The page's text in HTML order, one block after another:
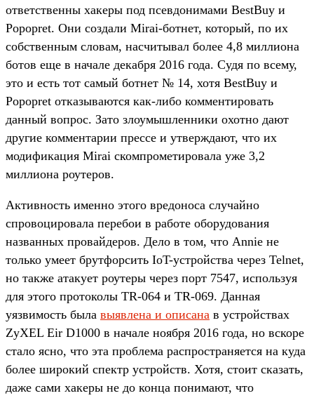
ответственны хакеры под псевдонимами BestBuy и
Popopret. Они создали Mirai-ботнет, который, по их
собственным словам, насчитывал более 4,8 миллиона
ботов еще в начале декабря 2016 года. Судя по всему,
это и есть тот самый ботнет № 14, хотя BestBuy и
Popopret отказываются как-либо комментировать
данный вопрос. Зато злоумышленники охотно дают
другие комментарии прессе и утверждают, что их
модификация Mirai скомпрометировала уже 3,2
миллиона роутеров.
Активность именно этого вредоноса случайно
спровоцировала перебои в работе оборудования
названных провайдеров. Дело в том, что Annie не
только умеет брутфорсить IoT-устройства через Telnet,
но также атакует роутеры через порт 7547, используя
для этого протоколы TR-064 и TR-069. Данная
уязвимость была выявлена и описана в устройствах
ZyXEL Eir D1000 в начале ноября 2016 года, но вскоре
стало ясно, что эта проблема распространяется на куда
более широкий спектр устройств. Хотя, стоит сказать,
даже сами хакеры не до конца понимают, что